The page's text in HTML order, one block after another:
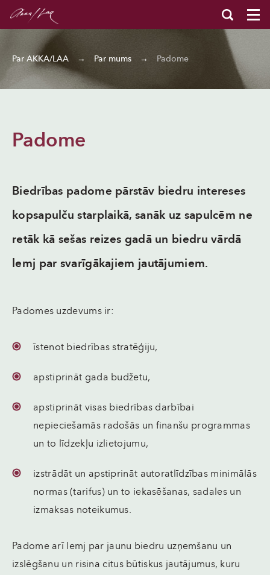
Par AKKA/LAA → Par mums → Padome
Padome
Biedrības padome pārstāv biedru intereses
kopsapulču starplaikā, sanāk uz sapulcēm ne
retāk kā sešas reizes gadā un biedru vārdā
lemj par svarīgākajiem jautājumiem.
Padomes uzdevums ir:
īstenot biedrības stratēģiju,
apstiprināt gada budžetu,
apstiprināt visas biedrības darbībai
nepieciešamās radošās un finanšu programmas
un to līdzekļu izlietojumu,
izstrādāt un apstiprināt autoratlīdzības minimālās
normas (tarifus) un to iekasēšanas, sadales un
izmaksas noteikumus.
Padome arī lemj par jaunu biedru uzņemšanu un
izslēgšanu un risina citus būtiskus jautājumus, kuru